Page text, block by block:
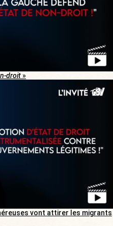
droit»
vont attirer les migrants